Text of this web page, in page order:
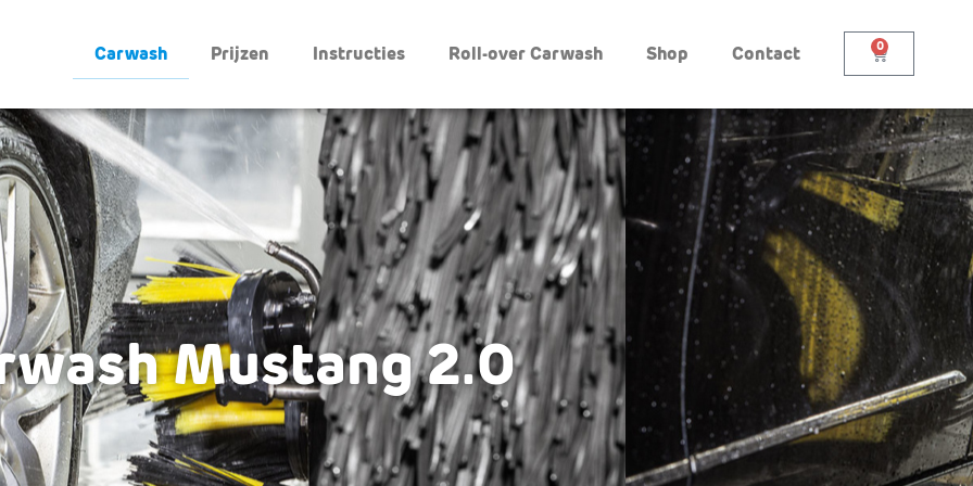
Carwash Prijzen Instructies Roll-over Carwash Shop Contact 0
Mustang 2.0